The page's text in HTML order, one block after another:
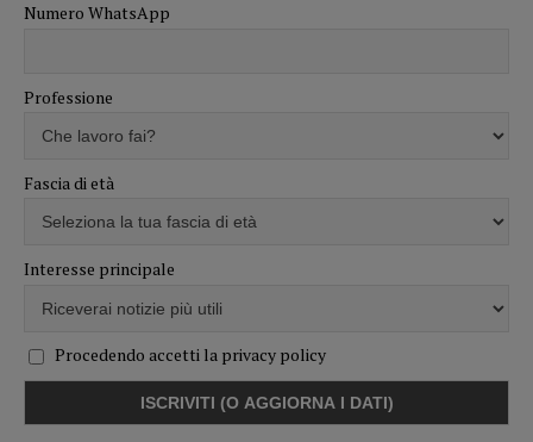
Numero WhatsApp
Professione
Fascia di età
Interesse principale
Procedendo accetti la privacy policy